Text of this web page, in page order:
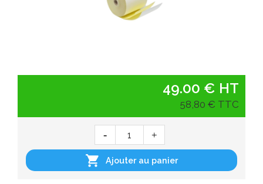
49.00 € HT
58,80 € TTC
 Ajouter au panier